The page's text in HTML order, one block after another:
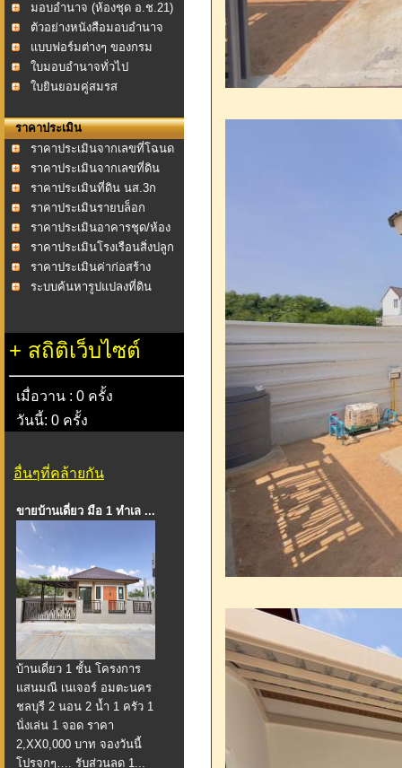
มอบอำนาจ (ห้องชุด อ.ช.21)
ตัวอย่างหนังสือมอบอำนาจ
แบบฟอร์มต่างๆ ของกรม
ที่ดิน
ใบมอบอำนาจทั่วไป
ใบยินยอมคู่สมรส
ราคาประเมิน
ราคาประเมินจากเลขที่โฉนด
ราคาประเมินจากเลขที่ดิน
ราคาประเมินที่ดิน นส.3ก
ราคาประเมินรายบล็อก
ราคาประเมินอาคารชุด/ห้อง
ชุด
ราคาประเมินโรงเรือนสิ่งปลูก
สร้าง ราคาประเมินค่าก่อสร้าง
อาคาร พ.ศ.2558
ระบบค้นหารูปแปลงที่ดิน
+ สถิติเว็บไซต์
เมื่อวาน : 0 ครั้ง
วันนี้: 0 ครั้ง
อื่นๆที่คล้ายกัน
ขายบ้านเดี่ยว มือ 1 ทำเล ...
บ้านเดี่ยว 1 ชั้น โครงการ
แสนมณี เนเจอร์ อมตะนคร
ชลบุรี 2 นอน 2 น้ำ 1 ครัว 1
นั่งเล่น 1 จอด ราคา
2,XX0,000 บาท จองวันนี้
โปรจุกๆ…. รับส่วนลด 1...